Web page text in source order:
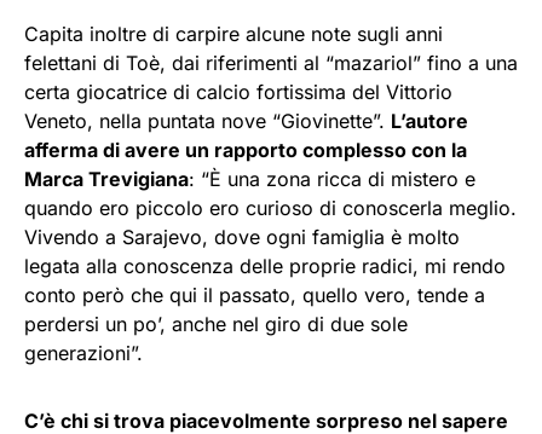
Capita inoltre di carpire alcune note sugli anni
felettani di Toè, dai riferimenti al “mazariol” fino a una
certa giocatrice di calcio fortissima del Vittorio
Veneto, nella puntata nove “Giovinette”. L’autore
afferma di avere un rapporto complesso con la
Marca Trevigiana: “È una zona ricca di mistero e
quando ero piccolo ero curioso di conoscerla meglio.
Vivendo a Sarajevo, dove ogni famiglia è molto
legata alla conoscenza delle proprie radici, mi rendo
conto però che qui il passato, quello vero, tende a
perdersi un po’, anche nel giro di due sole
generazioni”.
C’è chi si trova piacevolmente sorpreso nel sapere